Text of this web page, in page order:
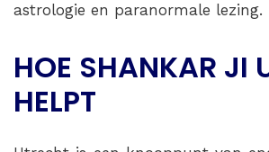
astrologie en paranormale lezing.
HOE SHANKAR JI
HELPT